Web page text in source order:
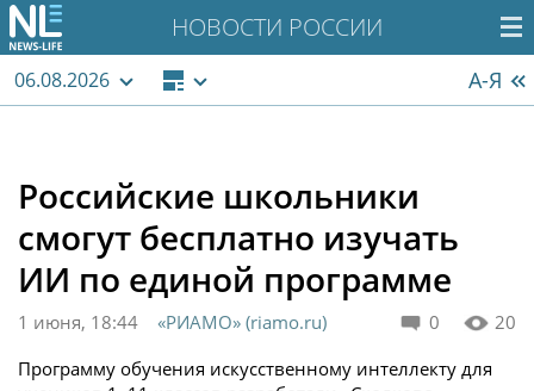
НОВОСТИ РОССИИ
06.08.2026 А-Я
Российские школьники
смогут бесплатно изучать
ИИ по единой программе
0 20
1 июня, 18:44
«РИАМО» (riamo.ru)
Программу обучения искусственному интеллекту для